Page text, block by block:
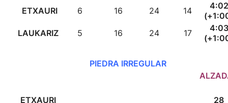
ETXAURI 6 16 24 14
4:02
LAUKARIZ
5 16 24 17
4:03
PIEDRA IRREGULAR
ETXAURI 28